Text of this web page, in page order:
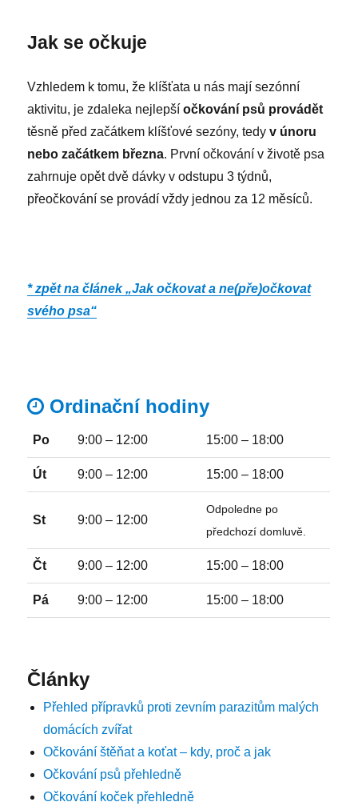
Jak se očkuje
Vzhledem k tomu, že klíšťata u nás mají sezónní
aktivitu, je zdaleka nejlepšíočkování psů provádět
těsně před začátkem klíšťové sezóny, tedyv únoru
nebo začátkem března. První očkování v životě psa
zahrnuje opět dvě dávky v odstupu 3 týdnů,
přeočkování se provádí vždy jednou za 12 měsíců.
* zpět na článek „Jak očkovat a ne(pře)očkovat
svého psa“
Ordinační hodiny
Po 9:00 – 12:00 15:00 – 18:00
Út 9:00 – 12:00 15:00 – 18:00
St 9:00 – 12:00
Odpoledne po
předchozí domluvě.
Čt 9:00 – 12:00 15:00 – 18:00
Pá 9:00 – 12:00 15:00 – 18:00
Články
Přehled přípravků proti zevním parazitům malých
domácích zvířat
Očkování štěňat a koťat – kdy, proč a jak
Očkování psů přehledně
Očkování koček přehledně